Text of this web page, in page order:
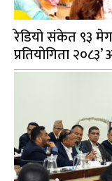
रेडियो संकेत ९३
प्रतियोगिता